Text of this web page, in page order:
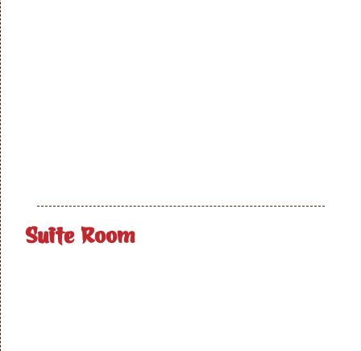
Suite Room